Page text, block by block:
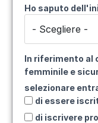
Ho saputo
In riferimento al
femminile e
selezionare
di essere
di iscrivere